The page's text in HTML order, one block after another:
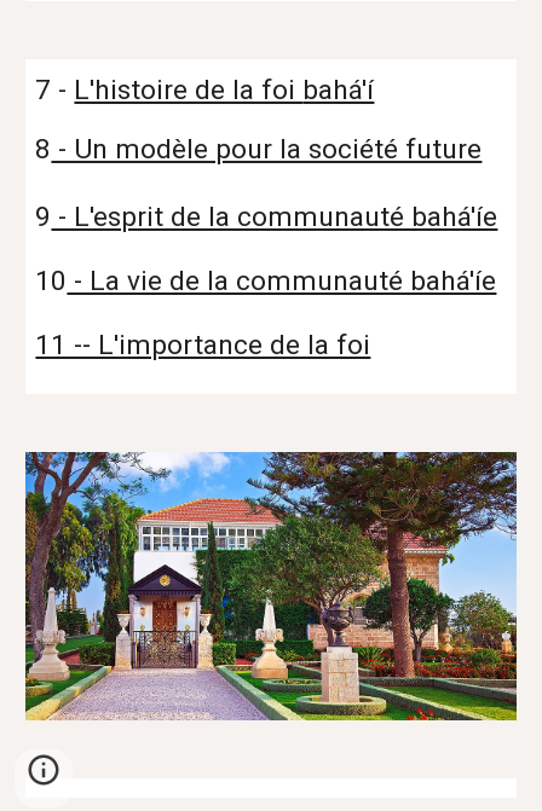
7 - L'histoire de la foi bahá'í
8 - Un modèle pour la société future
9 - L'esprit de la communauté bahá'íe
10 - La vie de la communauté bahá'íe
11 -- L'importance de la foi